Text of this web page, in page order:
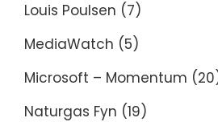
Louis Poulsen (7)
MediaWatch (5)
Microsoft – Momentum
Naturgas Fyn (19)